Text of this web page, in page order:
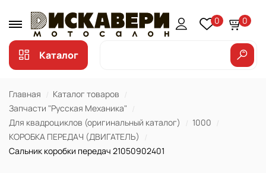
0 0
Каталог
Главная
Каталог товаров
Запчасти "Русская Механика"
Для квадроциклов (оригинальный каталог)
1000
КОРОБКА ПЕРЕДАЧ (ДВИГАТЕЛЬ)
Сальник коробки передач 21050902401